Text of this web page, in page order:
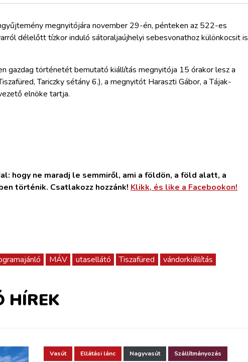
megnyitójára november 29-én, pénteken az 522-es
délelőtt tízkor induló sátoraljaújhelyi sebesvonathoz különkocsit is
gazdag történetét bemutató kiállítás megnyitója 15 órakor lesz a
Tariczky sétány 6.), a megnyitót Haraszti Gábor, a Tájak-
elnöke tartja.
hogy ne maradj le semmiről, ami a földön, a föld alatt, a
történik. Csatlakozz hozzánk! Klikk, és like a Facebookon!
MÁV utasellátó Tiszafüred vándorkiállítás
HÍREK
Vasút Ellátási lánc Nagyvasút Szállítmányozás